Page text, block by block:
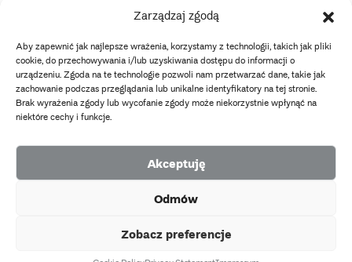
Zarządzaj zgodą
Aby zapewnić jak najlepsze wrażenia, korzystamy z technologii, takich jak pliki
cookie, do przechowywania i/lub uzyskiwania dostępu do informacji o
urządzeniu. Zgoda na te technologie pozwoli nam przetwarzać dane, takie jak
zachowanie podczas przeglądania lub unikalne identyfikatory na tej stronie.
Brak wyrażenia zgody lub wycofanie zgody może niekorzystnie wpłynąć na
niektóre cechy i funkcje.
Akceptuję
Odmów
Zobacz preferencje
Information
instagram
twitterfacebookyoutube
tiktok
2026 Copyright by Muzeum Narodowe we Wrocławiu
Etnograficznego
Facebook
Racławickiej
facebook
Przyjaciół